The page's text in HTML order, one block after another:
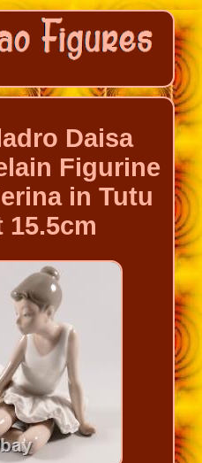
Daisa
Figurine
in Tutu
15.5cm